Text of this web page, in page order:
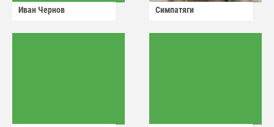
Иван Чернов Симпатяги